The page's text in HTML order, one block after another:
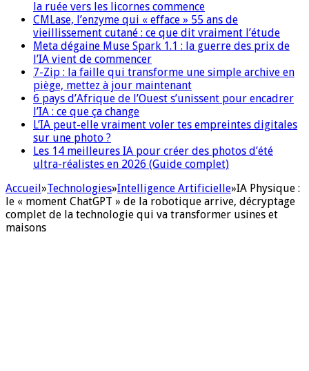
la ruée vers les licornes commence
CMLase, l’enzyme qui « efface » 55 ans de
vieillissement cutané : ce que dit vraiment l’étude
Meta dégaine Muse Spark 1.1 : la guerre des prix de
l’IA vient de commencer
7-Zip : la faille qui transforme une simple archive en
piège, mettez à jour maintenant
6 pays d’Afrique de l’Ouest s’unissent pour encadrer
l’IA : ce que ça change
L’IA peut-elle vraiment voler tes empreintes digitales
sur une photo ?
Les 14 meilleures IA pour créer des photos d’été
ultra-réalistes en 2026 (Guide complet)
Accueil»Technologies»Intelligence Artificielle»IA Physique :
le « moment ChatGPT » de la robotique arrive, décryptage
complet de la technologie qui va transformer usines et
maisons